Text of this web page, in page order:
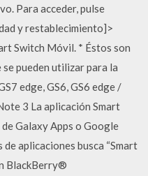
Para acceder, pulse
y restablecimiento]>
Switch Móvil. * Éstos son
pueden utilizar para la
edge, GS6, GS6 edge /
3 La aplicación Smart
Galaxy Apps o Google
aplicaciones busca “Smart
BlackBerry®